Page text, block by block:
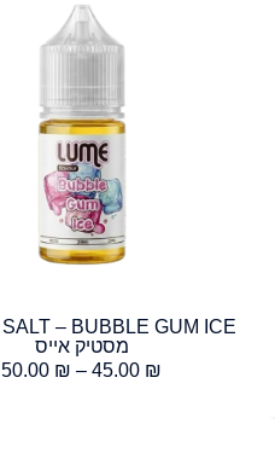
מסטיק אייס
45.00 ₪
–
50.00 ₪